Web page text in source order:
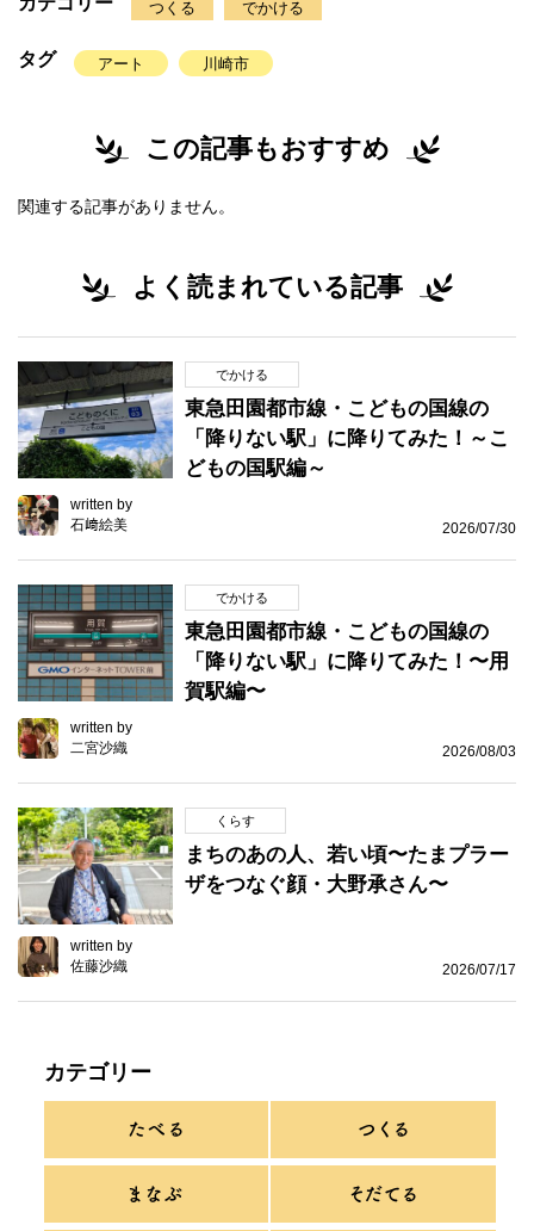
つくる でかける
タグ アート 川崎市
この記事もおすすめ
関連する記事がありません。
よく読まれている記事
でかける
東急田園都市線・こどもの国線の
「降りない駅」に降りてみた！～こ
どもの国駅編～
written by
石﨑絵美
2026/07/30
でかける
東急田園都市線・こどもの国線の
「降りない駅」に降りてみた！〜用
賀駅編〜
written by
二宮沙織
2026/08/03
くらす
まちのあの人、若い頃〜たまプラー
ザをつなぐ顔・大野承さん〜
written by
佐藤沙織
2026/07/17
カテゴリー